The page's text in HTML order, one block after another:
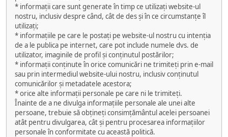
* informații care sunt generate în timp ce utilizați website-ul
nostru, inclusiv despre când, cât de des și în ce circumstanțe îl
utilizați;
* informațiile pe care le postați pe website-ul nostru cu intenția
de a le publica pe internet, care pot include numele dvs. de
utilizator, imaginile de profil și conținutul postărilor;
* informații conținute în orice comunicări ne trimiteți prin e-mail
sau prin intermediul website-ului nostru, inclusiv conținutul
comunicărilor și metadatele acestora;
* orice alte informații personale pe care ni le trimiteți.
Înainte de a ne divulga informațiile personale ale unei alte
persoane, trebuie să obțineți consimțământul acelei persoanei
atât pentru divulgarea, cât și pentru procesarea informațiilor
personale în conformitate cu această politică.